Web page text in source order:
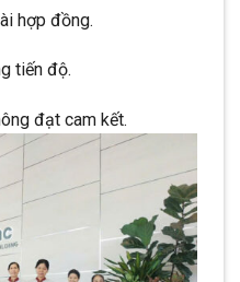
hợp đồng.
tiến độ.
đạt cam kết.